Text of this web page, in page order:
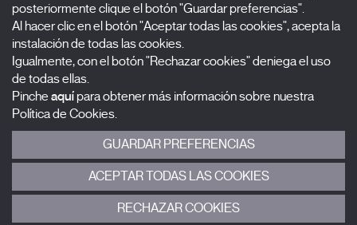
Apellidos
Correo electrónico
Selecciona una categoría
0 listas seleccionadas
Acepto términos, condiciones ypolítica de privacidad
posteriormente clique el botón "Guardar preferencias".
Al hacer clic en el botón "Aceptar todas las cookies", acepta la
instalación de todas las cookies.
Igualmente, con el botón "Rechazar cookies" deniega el uso
de todas ellas.
Pinche aquí para obtener más información sobre nuestra
Política de Cookies.
GUARDAR PREFERENCIAS
ACEPTAR TODAS LAS COOKIES
RECHAZAR COOKIES